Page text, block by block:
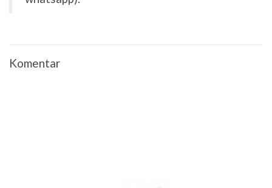
Komentar